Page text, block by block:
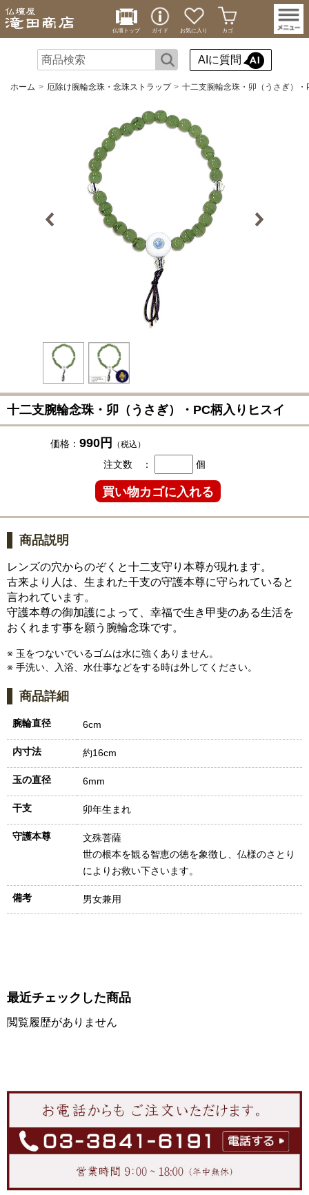
仏壇トップ ガイド お気に入り カゴ
AIに質問
ホーム 厄除け腕輪念珠・念珠ストラップ 十二支腕輪念珠・卯（うさぎ）
十二支腕輪念珠・卯（うさぎ）・PC柄入りヒスイ
価格： 990円 （税込）
注文数 ： 個
商品説明
レンズの穴からのぞくと十二支守り本尊が現れます。
古来より人は、生まれた干支の守護本尊に守られていると
言われています。
守護本尊の御加護によって、幸福で生き甲斐のある生活を
おくれます事を願う腕輪念珠です。
※ 玉をつないでいるゴムは水に強くありません。
※ 手洗い、入浴、水仕事などをする時は外してください。
商品詳細
腕輪直径 6cm
内寸法 約16cm
玉の直径 6mm
干支 卯年生まれ
守護本尊
文殊菩薩
世の根本を観る智恵の徳を象徴し、仏様のさとり
によりお救い下さいます。
備考 男女兼用
最近チェックした商品
閲覧履歴がありません